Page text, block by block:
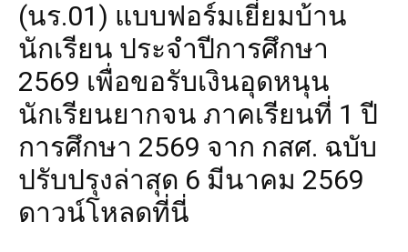
(นร.01) แบบฟอร์มเยี่ยมบ้าน
นักเรียน ประจำปีการศึกษา
2569 เพื่อขอรับเงินอุดหนุน
นักเรียนยากจน ภาคเรียนที่ 1 ปี
การศึกษา 2569 จาก กสศ. ฉบับ
ปรับปรุงล่าสุด 6 มีนาคม 2569
ดาวน์โหลดที่นี่